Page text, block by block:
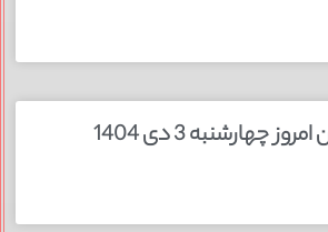
چهارشنبه 3 دی 1404